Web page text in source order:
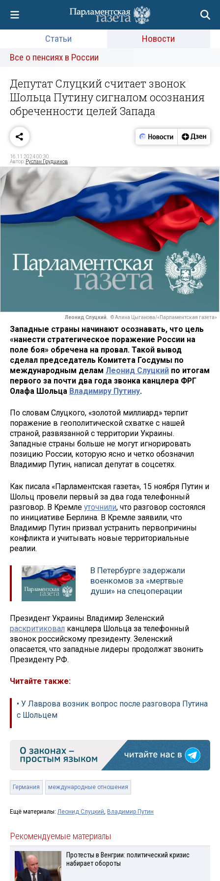
Статьи
Новости
Все о пенсиях в России
Депутат Слуцкий считает звонок
Шольца Путину сигналом осознания
обреченности целей Запада
16.11.2024 00:30
Автор: Руслан Грудцинов
Леонид Слуцкий. © Алина Цыганова/«Парламентская газета»
Западные страны начинают осознавать, что цель
«нанести стратегическое поражение России на
поле боя» обречена на провал. Такой вывод
сделал председатель Комитета Госдумы по
международным делам Леонид Слуцкий по итогам
первого за почти два года звонка канцлера ФРГ
Олафа Шольца Владимиру Путину.
По словам Слуцкого, «золотой миллиард» терпит
поражение в геополитической схватке с нашей
страной, развязанной с территории Украины.
Западные страны больше не могут игнорировать
позицию России, которую ясно и четко обозначил
Владимир Путин, написал депутат в соцсетях.
Как писала «Парламентская газета», 15 ноября Путин и
Шольц провели первый за два года телефонный
разговор. В Кремле уточнили, что разговор состоялся
по инициативе Берлина. В Кремле заявили, что
Владимир Путин призвал устранить первопричины
конфликта и учитывать новые территориальные
реалии.
В Петербурге задержали
военкомов за «мертвые
души» на спецоперации
Президент Украины Владимир Зеленский
раскритиковал канцлера Шольца за телефонный
звонок российскому президенту. Зеленский
опасается, что западные лидеры продолжат звонить
Президенту РФ.
Читайте также:
• У Лаврова возник вопрос после разговора Путина
с Шольцем
Германия международные отношения
Ещё материалы: Леонид Слуцкий, Владимир Путин
Рекомендуемые материалы
Протесты в Венгрии: политический кризис
набирает обороты